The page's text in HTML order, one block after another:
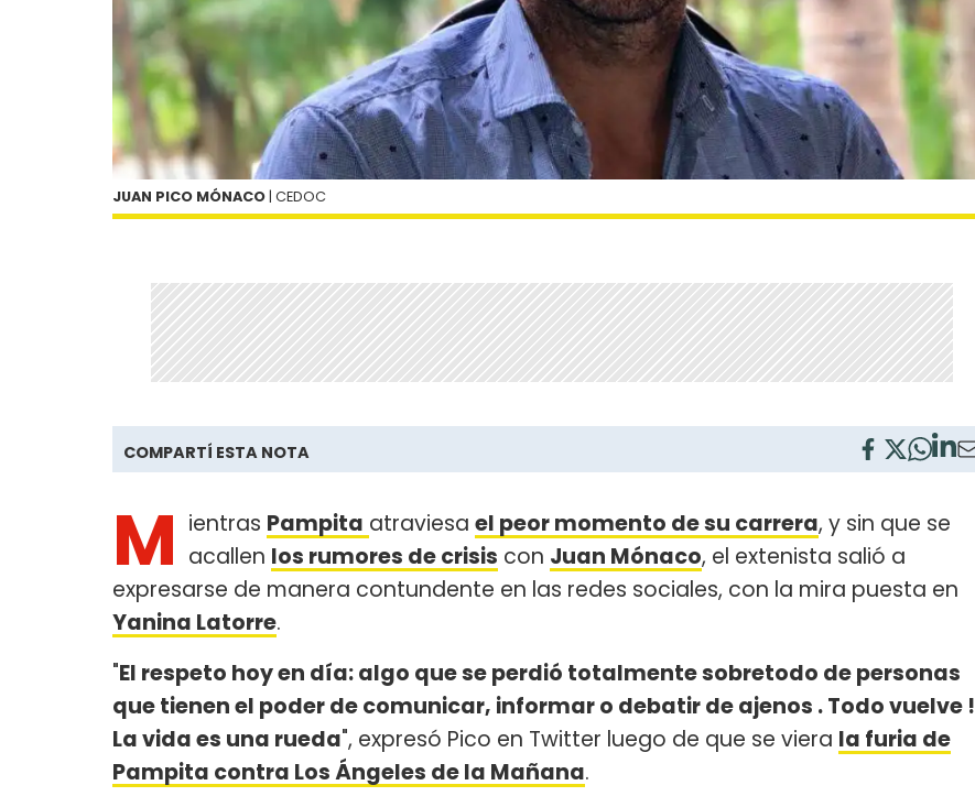
JUAN PICO MÓNACO | CEDOC
COMPARTÍ ESTA NOTA
M ientras Pampita atraviesa el peor momento de su carrera, y sin que se
acallen los rumores de crisis con Juan Mónaco, el extenista salió a
expresarse de manera contundente en las redes sociales, con la mira puesta en
Yanina Latorre.
"El respeto hoy en día: algo que se perdió totalmente sobretodo de personas
que tienen el poder de comunicar, informar o debatir de ajenos . Todo vuelve !
La vida es una rueda", expresó Pico en Twitter luego de que se viera la furia de
Pampita contra Los Ángeles de la Mañana.